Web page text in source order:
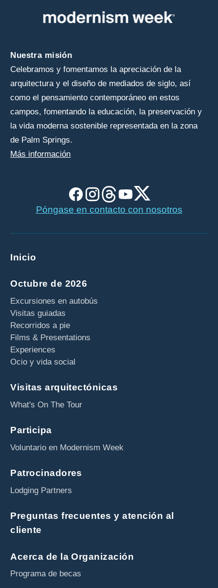
Nuestra misión
Celebramos y fomentamos la apreciación de la
arquitectura y el diseño de mediados de siglo, así
como el pensamiento contemporáneo en estos
campos, fomentando la educación, la preservación y
la vida moderna sostenible representada en la zona
de Palm Springs.
Más información
Póngase en contacto con nosotros
Inicio
Octubre de 2026
Excursiones en autobús
Visitas guiadas
Recorridos a pie
Films & Presentations
Experiences
Ocio y vida social
Visitas arquitectónicas
What's On The Tour
Participa
Voluntario en Modernism Week
Patrocinadores
Lodging Partners
Preguntas frecuentes y atención al
cliente
Acerca de la Organización
Programa de becas